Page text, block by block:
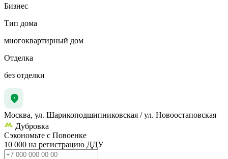
Бизнес
Тип дома
многоквартирный дом
Отделка
без отделки
Москва, ул. Шарикоподшипниковская / ул. Новоостаповская
Дубровка
Сэкономьте с Повоенке
10 000 на регистрацию ДДУ